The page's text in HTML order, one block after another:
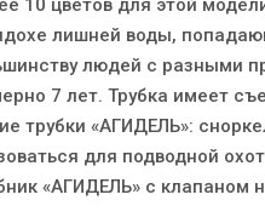
10 цветов для этой
лишней воды,
людей с разными
7 лет. Трубка имеет
трубки «АГИДЕЛЬ»:
для подводной
«АГИДЕЛЬ» с клапаном